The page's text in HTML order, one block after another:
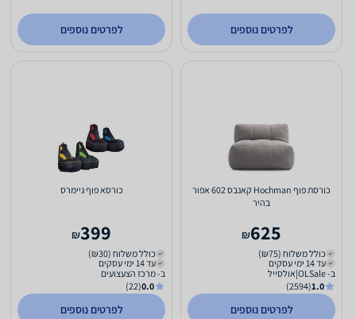
לפרטים נוספים לפרטים נוספים
כורסת פוף Hochman קאנבס 602 אפור
בהיר
625
₪
כולל משלוח (₪75)
עד 14 ימי עסקים
ב- OLSale|אולסייל
1.0
(2594)
לפרטים נוספים
כורסא פוף גיימרס
399
₪
כולל משלוח (₪30)
עד 14 ימי עסקים
ב- מרכז הצעצועים
0.0
(22)
לפרטים נוספים